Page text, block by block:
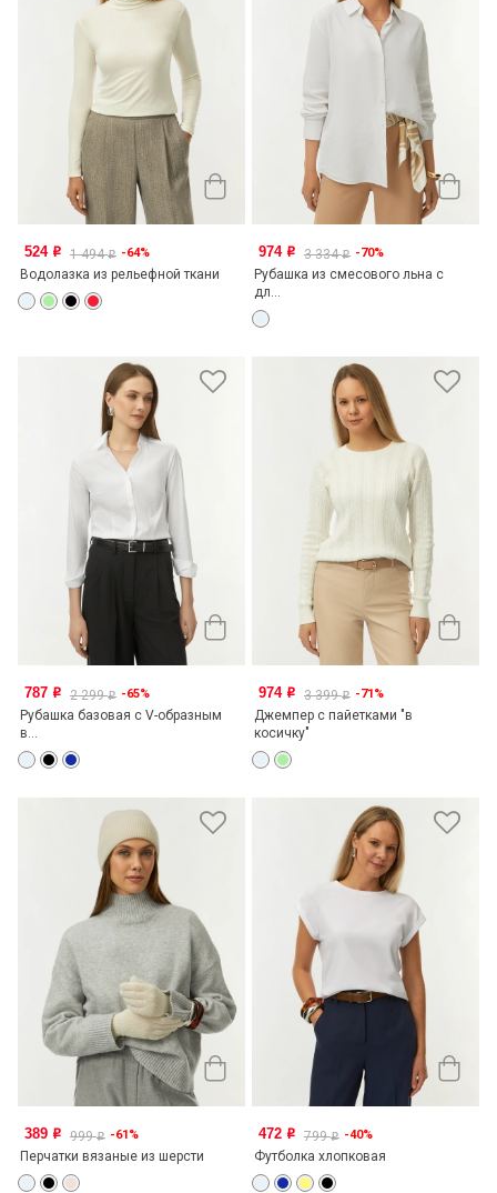
524 o 1 494o -64%
Водолазка из рельефной ткани
974 o 3 334o -70%
Рубашка из смесового льна с
дл...
787 o 2 299o -65%
Рубашка базовая с V-образным
в...
974 o 3 399o -71%
Джемпер с пайетками "в
косичку"
389 o 999o -61%
Перчатки вязаные из шерсти
472 o 799o -40%
Футболка хлопковая